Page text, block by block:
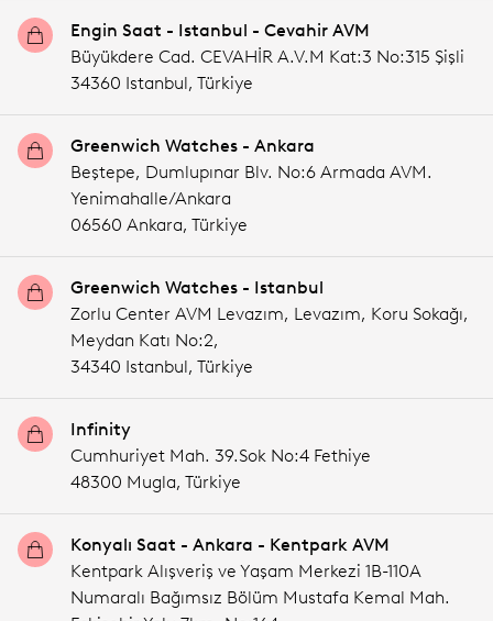
Engin Saat - Istanbul - Cevahir AVM
Büyükdere Cad. CEVAHİR A.V.M Kat:3 No:315 Şişli
34360 Istanbul, Türkiye
Greenwich Watches - Ankara
Beştepe, Dumlupınar Blv. No:6 Armada AVM.
Yenimahalle/Ankara
06560 Ankara, Türkiye
Greenwich Watches - Istanbul
Zorlu Center AVM Levazım, Levazım, Koru Sokağı,
Meydan Katı No:2,
34340 Istanbul, Türkiye
Infinity
Cumhuriyet Mah. 39.Sok No:4 Fethiye
48300 Mugla, Türkiye
Konyalı Saat - Ankara - Kentpark AVM
Kentpark Alışveriş ve Yaşam Merkezi 1B-110A
Numaralı Bağımsız Bölüm Mustafa Kemal Mah.